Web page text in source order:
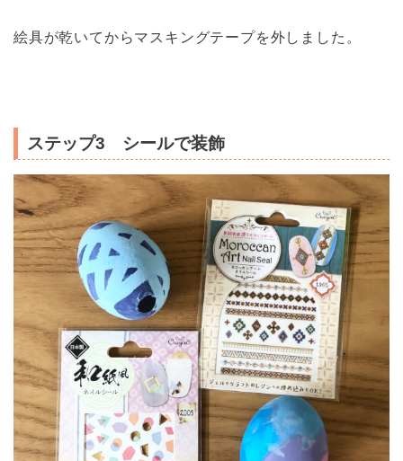
絵具が乾いてからマスキングテープを外しました。
ステップ3 シールで装飾